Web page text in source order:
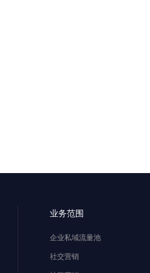
业务范围
企业私域流量池
社交营销